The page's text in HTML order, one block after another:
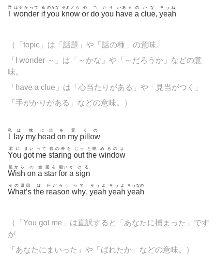
君
wonder
は分かって
if
る
you
のかな
know
それとも
or
心
do
当
you
たり
have
がある
a
の
clue
かな
, yeah
そうね
（「 topic」は「話題」や「話の種」の意味。
「I wonder ～」は「～かな」や「～だろうか」などの意
味。
「have a clue」は「心当たりがある」や「見当がつく」
「手がかりがある」などの意味。）
私
lay
は
my
枕
head
に頭
on
を
my
置
pillow
くの
You
君に
got
まい
me
って
staring
窓の外を
out
じっ
the
と眺
window
めるのよ
Wish
星から
on
の
a
合
star
図を
for
願い
a
か
sign
ける
What’s
その原因
the
は
reason
何だろう
why
って
, yeah
そうよ
yeah
そうよ
yeah
そうなの
（「You got me」は直訳すると「あなたに捕まった」です
が
「あなたにまいった」や「ばれたか」などの意味。）